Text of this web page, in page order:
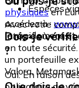
Espèces
physiquesen
accédez à :
le rapidement et
Avec votre
intégré où vous
en toute
un portefeuille
Valora,
Dois-je
?
Oui. En raison